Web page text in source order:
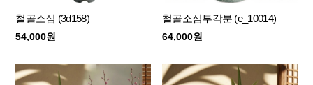
철골소심 (3d158)
54,000원
철골소심투각분 (e_10014)
64,000원